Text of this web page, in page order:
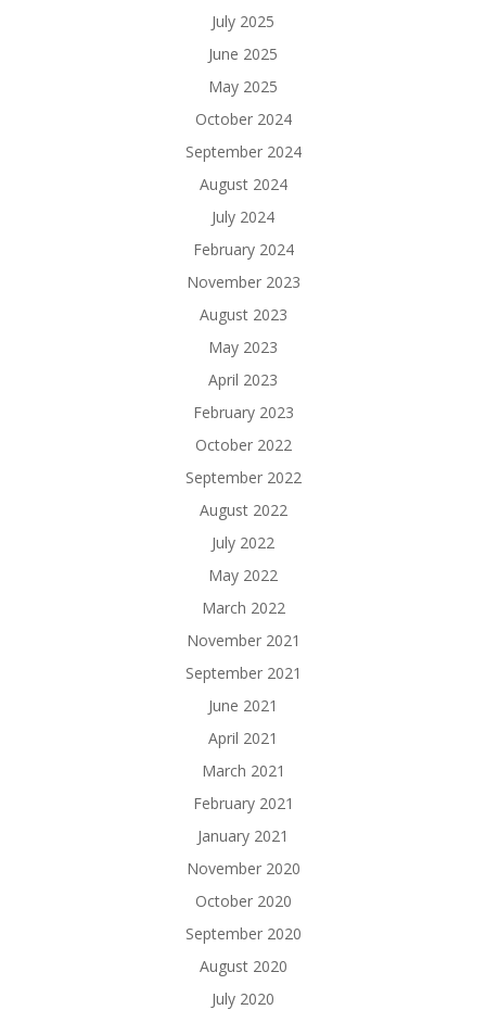
July 2025
June 2025
May 2025
October 2024
September 2024
August 2024
July 2024
February 2024
November 2023
August 2023
May 2023
April 2023
February 2023
October 2022
September 2022
August 2022
July 2022
May 2022
March 2022
November 2021
September 2021
June 2021
April 2021
March 2021
February 2021
January 2021
November 2020
October 2020
September 2020
August 2020
July 2020